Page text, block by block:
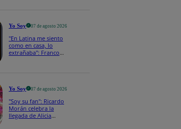
Yo Soy 07 de agosto 2026
"En Latina me siento
como en casa, lo
extrañaba": Franco
Yo Soy 07 de agosto 2026
"Soy su fan": Ricardo
Morán celebra la
llegada de Alicia